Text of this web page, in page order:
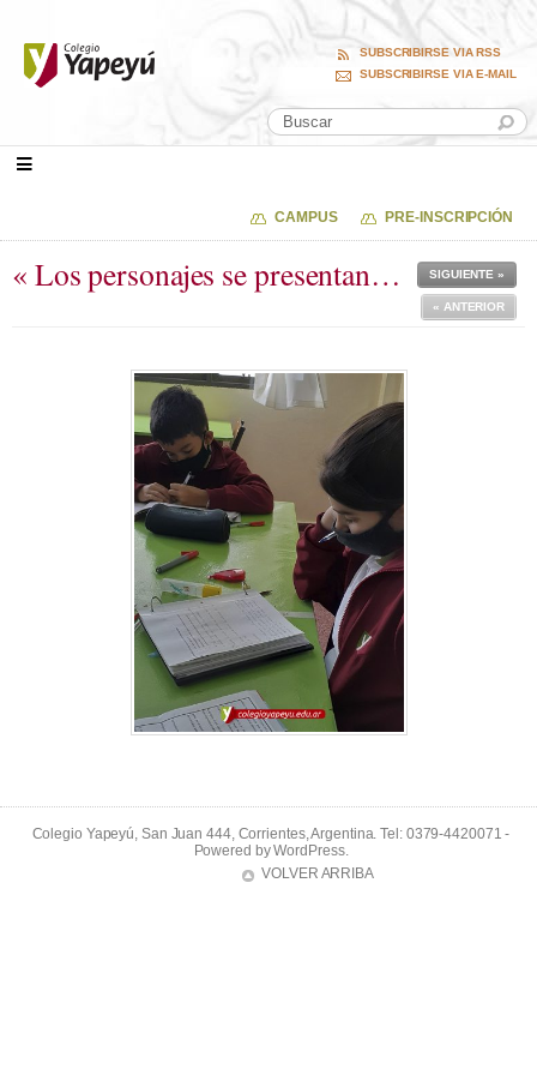
SUBSCRIBIRSE VIA RSS
SUBSCRIBIRSE VIA E-MAIL
CAMPUS PRE-INSCRIPCIÓN
« Los personajes se presentan… SIGUIENTE »
« ANTERIOR
Colegio Yapeyú, San Juan 444, Corrientes, Argentina. Tel: 0379-4420071 -
Powered byWordPress.
VOLVER ARRIBA